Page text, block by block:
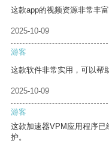
这款app的视频资源非常丰
2025-10-09
游客
这款软件非常实用，可以帮
2025-10-09
游客
这款加速器VPM应用程序
护。